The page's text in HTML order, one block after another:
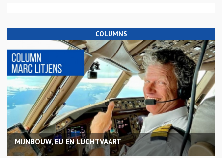
COLUMNS
MIJNBOUW, EU EN LUCHTVAART